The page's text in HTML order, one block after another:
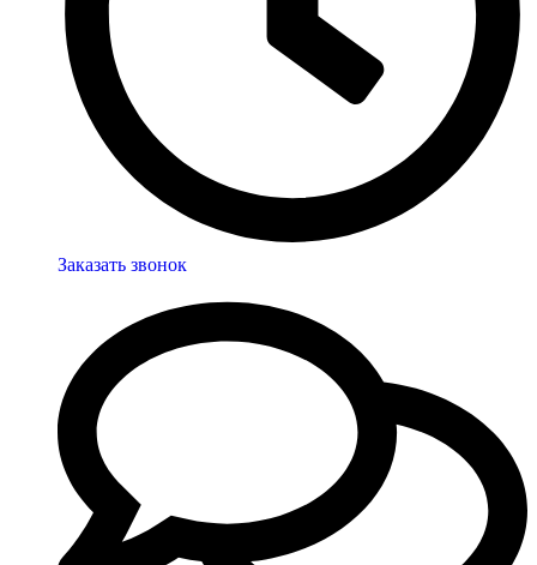
Заказать звонок